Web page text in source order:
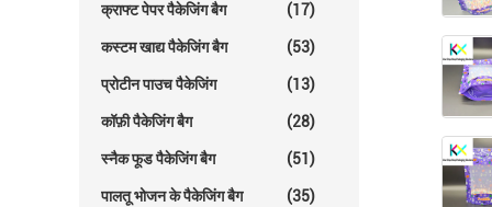
क्राफ्ट पेपर पैकेजिंग बैग (17)
कस्टम खाद्य पैकेजिंग बैग (53)
प्रोटीन पाउच पैकेजिंग (13)
कॉफ़ी पैकेजिंग बैग (28)
स्नैक फूड पैकेजिंग बैग (51)
पालतू भोजन के पैकेजिंग बैग (35)